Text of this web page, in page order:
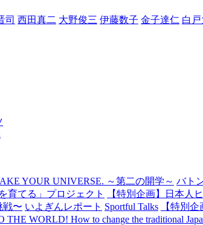
司 西田真二 大野俊三 伊藤数子 金子達仁 白
YOUR UNIVERSE. ～第二の開学～ バト
育てる」プロジェクト
【特別企画】日本人
戦〜 いよぎんレポート Sportful Talks 【特別
THE WORLD! How to change the traditional